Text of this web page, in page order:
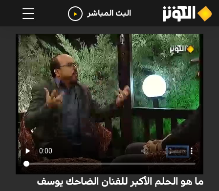
البث المباشر
ما هو الحلم الأكبر للفنان الضاحك يوسف